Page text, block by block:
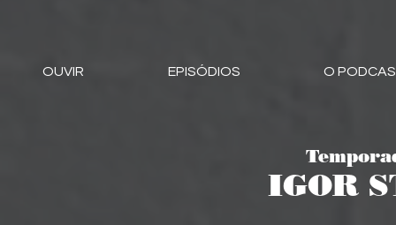
OUVIR EPISÓDIOS O
IGOR